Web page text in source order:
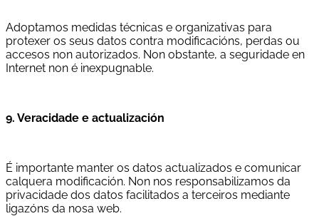
Adoptamos medidas técnicas e organizativas para
protexer os seus datos contra modificacións, perdas ou
accesos non autorizados. Non obstante, a seguridade en
Internet non é inexpugnable.
9. Veracidade e actualización
É importante manter os datos actualizados e comunicar
calquera modificación. Non nos responsabilizamos da
privacidade dos datos facilitados a terceiros mediante
ligazóns da nosa web.